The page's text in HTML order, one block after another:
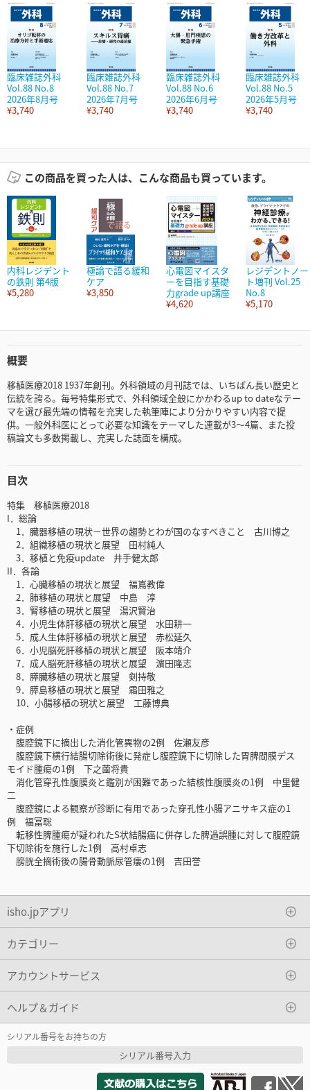
臨床雑誌外科
Vol.88 No.8
2026年8月号
¥3,740
臨床雑誌外科
Vol.88 No.7
2026年7月号
¥3,740
臨床雑誌外科
Vol.88 No.6
2026年6月号
¥3,740
臨床雑誌外科
Vol.88 No.5
2026年5月号
¥3,740
この商品を買った人は、こんな商品も買っています。
内科レジデント
の鉄則 第4版
¥5,280
極論で語る緩和
ケア
¥3,850
心電図マイスタ
ーを目指す基礎
力grade up講座
¥4,620
レジデントノー
ト増刊 Vol.25
No.8
¥5,170
概要
移植医療2018 1937年創刊。外科領域の月刊誌では、いちばん長い歴史と
伝統を誇る。毎号特集形式で、外科領域全般にかかわるup to dateなテー
マを選び最先端の情報を充実した執筆陣により分かりやすい内容で提
供。一般外科医にとって必要な知識をテーマした連載が3～4篇、また投
稿論文も多数掲載し、充実した誌面を構成。
目次
特集 移植医療2018
I．総論
1．臓器移植の現状－世界の趨勢とわが国のなすべきこと 古川博之
2．組織移植の現状と展望 田村純人
3．移植と免疫update 井手健太郎
II．各論
1．心臓移植の現状と展望 福嶌教偉
2．肺移植の現状と展望 中島 淳
3．腎移植の現状と展望 湯沢賢治
4．小児生体肝移植の現状と展望 水田耕一
5．成人生体肝移植の現状と展望 赤松延久
6．小児脳死肝移植の現状と展望 阪本靖介
7．成人脳死肝移植の現状と展望 濵田隆志
8．膵臓移植の現状と展望 剣持敬
9．膵島移植の現状と展望 霜田雅之
10．小腸移植の現状と展望 工藤博典
・症例
腹腔鏡下に摘出した消化管異物の2例 佐瀬友彦
腹腔鏡下横行結腸切除術後に発症し腹腔鏡下に切除した胃脾間膜デス
モイド腫瘍の1例 下之薗将貴
消化管穿孔性腹膜炎と鑑別が困難であった結核性腹膜炎の1例 中里健
二
腹腔鏡による観察が診断に有用であった穿孔性小腸アニサキス症の1
例 福冨聡
転移性脾腫瘍が疑われたS状結腸癌に併存した脾過誤腫に対して腹腔鏡
下切除術を施行した1例 高村卓志
膀胱全摘術後の腸骨動脈尿管瘻の1例 吉田誉
isho.jpアプリ
カテゴリー
アカウントサービス
ヘルプ＆ガイド
シリアル番号をお持ちの方
シリアル番号入力